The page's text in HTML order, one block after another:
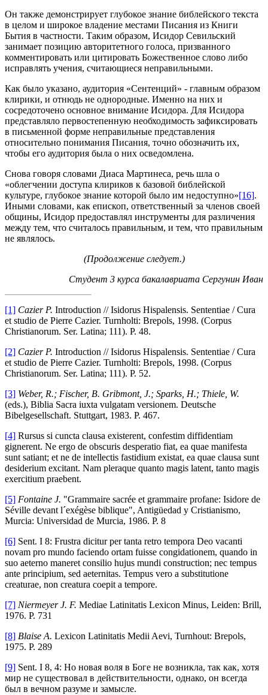
Он также демонстрирует глубокое знание библейского текста
в целом и широкое владение местами Писания из Книги
Бытия в частности. Таким образом, Исидор Севильский
занимает позицию авторитетного голоса, призванного
комментировать или цитировать Божественное слово либо
исправлять учения, считающиеся неправильными.
Как было указано, аудитория «Сентенций» - главным образом
клирики, и отнюдь не однородные. Именно на них и
сосредоточено основное внимание Исидора. Для Исидора
представляло первостепенную необходимость зафиксировать
в письменной форме неправильные представления
относительно понимания Писания, точно обозначить их,
чтобы его аудитория была о них осведомлена.
Снова говоря словами Диаса Мартинеса, речь шла о
«облегчении доступа клириков к базовой библейской
культуре, глубокое знание которой было им недоступно»[16].
Иными словами, как епископ, ответственный за членов своей
общины, Исидор предоставлял инструменты для различения
между тем, что считалось правильным, и тем, что правильным
не являлось.
(Продолжение следует.)
Студент 3 курса бакалавриата Сергунин Иван
[1] Cazier P. Introduction // Isidorus Hispalensis. Sententiae / Cura
et studio de Pierre Cazier. Turnholti: Brepols, 1998. (Corpus
Christianorum. Ser. Latina; 111). P. 48.
[2] Cazier P. Introduction // Isidorus Hispalensis. Sententiae / Cura
et studio de Pierre Cazier. Turnholti: Brepols, 1998. (Corpus
Christianorum. Ser. Latina; 111). P. 52.
[3] Weber, R.; Fischer, B. Gribmont, J.; Sparks, H.; Thiele, W.
(eds.), Biblia Sacra iuxta vulgatam versionem. Deutsche
Bibelgesellschaft. Stuttgart, 1983. P. 467.
[4] Rursus si cuncta clausa existerent, confestim diffidentiam
gignerent. Ne ergo de obscuris desperatio fiat, ea quae manifesta
sunt satiant; et ne de intellectis fastidium existat, ea quae clausa sunt
desiderium excitant. Nam pleraque quanto magis latent, tanto magis
exercitium praebent.
[5] Fontaine J. "Grammaire sacrée et grammaire profane: Isidore de
Séville devant l´exégèse biblique", Antigüedad y Cristianismo,
Murcia: Universidad de Murcia, 1986. P. 8
[6] Sent. I 8: Frustra dicitur per tanta retro tempora Deo vacanti
novam pro mundo faciendo ortam fuisse congidationem, quando in
suo aeterno maneret consilio hujus mundi construction; nec tempus
ante principium, sed aeternitas. Tempus vero a substitutione
creaturae, non creatura coepit a tempore.
[7] Niermeyer J. F. Mediae Latinitatis Lexicon Minus, Leiden: Brill,
1976. P. 731
[8] Blaise A. Lexicon Latinitatis Medii Aevi, Turnhout: Brepols,
1975. P. 289
[9] Sent. I 8, 4: Но новая воля в Боге не возникла, так как, хотя
мир не существовал в действительности, однако, он всегда
был в вечном разуме и замысле.